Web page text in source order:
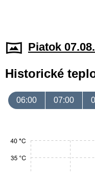
Piatok
Historické
06:00 07:00